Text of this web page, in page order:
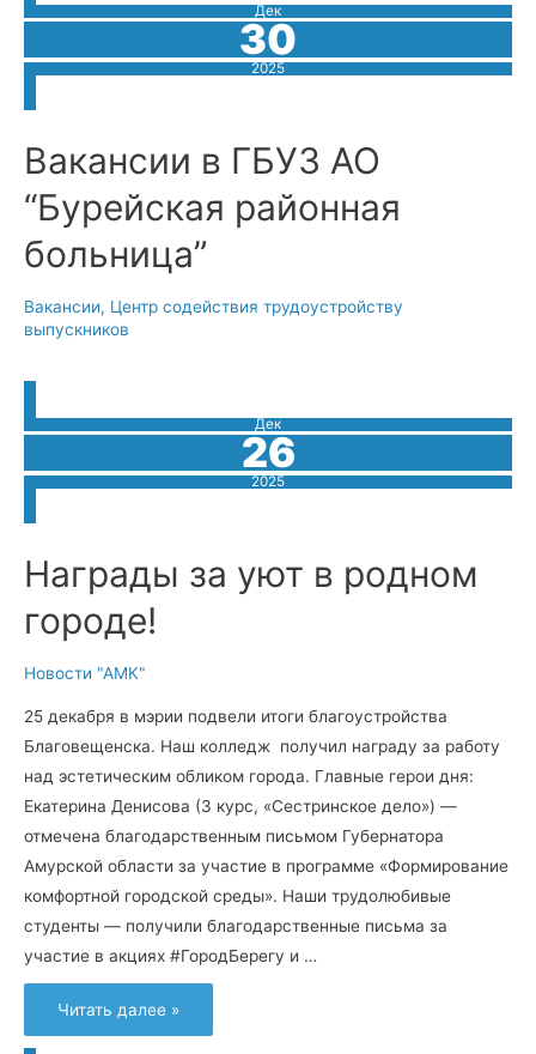
Дек
30
2025
Вакансии в ГБУЗ АО
“Бурейская районная
больница”
Вакансии, Центр содействия трудоустройству
выпускников
Дек
26
2025
Награды за уют в родном
городе!
Новости "АМК"
25 декабря в мэрии подвели итоги благоустройства
Благовещенска. Наш колледж получил награду за работу
над эстетическим обликом города. Главные герои дня:
Екатерина Денисова (3 курс, «Сестринское дело») —
отмечена благодарственным письмом Губернатора
Амурской области за участие в программе «Формирование
комфортной городской среды». Наши трудолюбивые
студенты — получили благодарственные письма за
участие в акциях #ГородБерегу и …
Награды
за
уют
Читать далее »